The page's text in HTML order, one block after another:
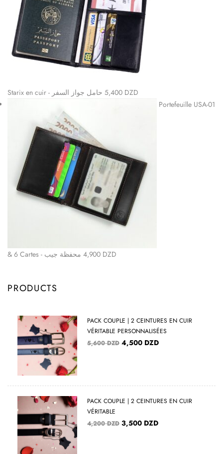
Starix en cuir - حامل جواز السفر 5,400 DZD
Portefeuille USA-01
& 6 Cartes - محفظة جيب 4,900 DZD
PRODUCTS
PACK COUPLE | 2 CEINTURES EN CUIR
VÉRITABLE PERSONNALISÉES
5,600DZD 4,500 DZD
PACK COUPLE | 2 CEINTURES EN CUIR
VÉRITABLE
4,200DZD 3,500 DZD